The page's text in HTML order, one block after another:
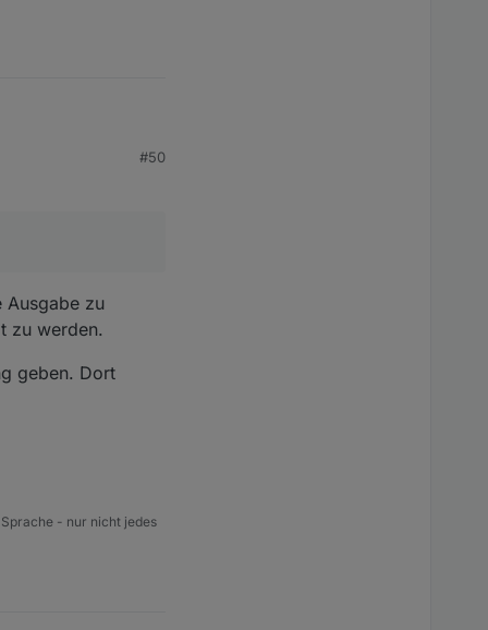
#50
Ausgabe zu
zu werden.
geben. Dort
- nur nicht jedes